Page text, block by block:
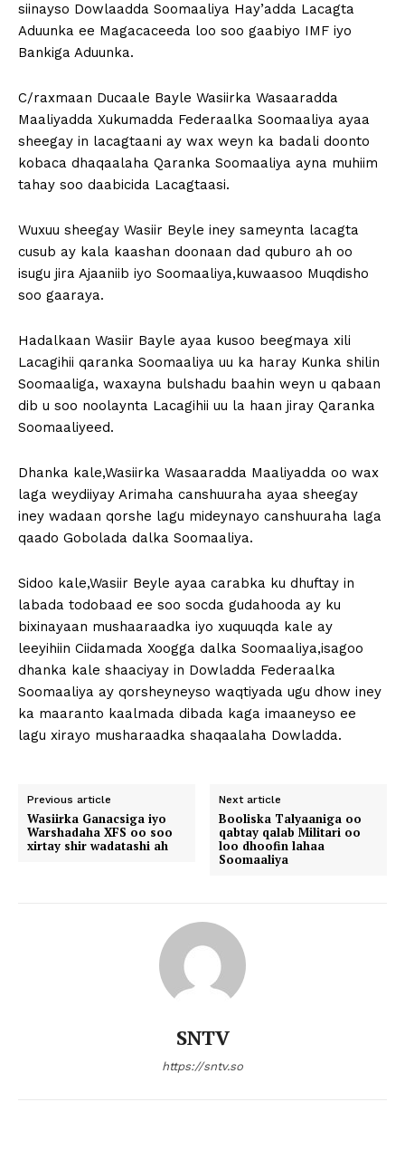
siinayso Dowlaadda Soomaaliya Hay’adda Lacagta
Aduunka ee Magacaceeda loo soo gaabiyo IMF iyo
Bankiga Aduunka.
C/raxmaan Ducaale Bayle Wasiirka Wasaaradda
Maaliyadda Xukumadda Federaalka Soomaaliya ayaa
sheegay in lacagtaani ay wax weyn ka badali doonto
kobaca dhaqaalaha Qaranka Soomaaliya ayna muhiim
tahay soo daabicida Lacagtaasi.
Wuxuu sheegay Wasiir Beyle iney sameynta lacagta
cusub ay kala kaashan doonaan dad quburo ah oo
isugu jira Ajaaniib iyo Soomaaliya,kuwaasoo Muqdisho
soo gaaraya.
Hadalkaan Wasiir Bayle ayaa kusoo beegmaya xili
Lacagihii qaranka Soomaaliya uu ka haray Kunka shilin
Soomaaliga, waxayna bulshadu baahin weyn u qabaan
dib u soo noolaynta Lacagihii uu la haan jiray Qaranka
Soomaaliyeed.
Dhanka kale,Wasiirka Wasaaradda Maaliyadda oo wax
laga weydiiyay Arimaha canshuuraha ayaa sheegay
iney wadaan qorshe lagu mideynayo canshuuraha laga
qaado Gobolada dalka Soomaaliya.
Sidoo kale,Wasiir Beyle ayaa carabka ku dhuftay in
labada todobaad ee soo socda gudahooda ay ku
bixinayaan mushaaraadka iyo xuquuqda kale ay
leeyihiin Ciidamada Xoogga dalka Soomaaliya,isagoo
dhanka kale shaaciyay in Dowladda Federaalka
Soomaaliya ay qorsheyneyso waqtiyada ugu dhow iney
ka maaranto kaalmada dibada kaga imaaneyso ee
lagu xirayo musharaadka shaqaalaha Dowladda.
Previous article
Wasiirka Ganacsiga iyo
Warshadaha XFS oo soo
xirtay shir wadatashi ah
Next article
Booliska Talyaaniga oo
qabtay qalab Militari oo
loo dhoofin lahaa
Soomaaliya
SNTV
https://sntv.so